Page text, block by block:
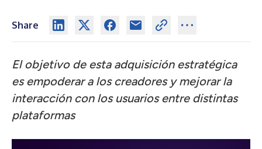
Share
El objetivo de esta adquisición estratégica
es empoderar a los creadores y mejorar la
interacción con los usuarios entre distintas
plataformas